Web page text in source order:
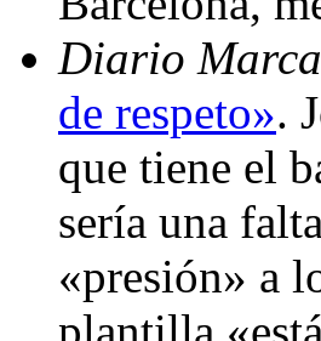
Diario
de respeto».
que tiene el
sería una
«presión» a
plantilla